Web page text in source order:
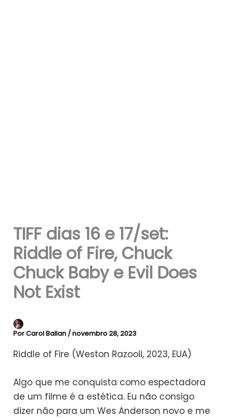
TIFF dias 16 e 17/set:
Riddle of Fire, Chuck
Chuck Baby e Evil Does
Not Exist
PorCarol Ballan /novembro 28, 2023
Riddle of Fire (Weston Razooli, 2023, EUA)
Algo que me conquista como espectadora
de um filme é a estética. Eu não consigo
dizer não para um Wes Anderson novo e me